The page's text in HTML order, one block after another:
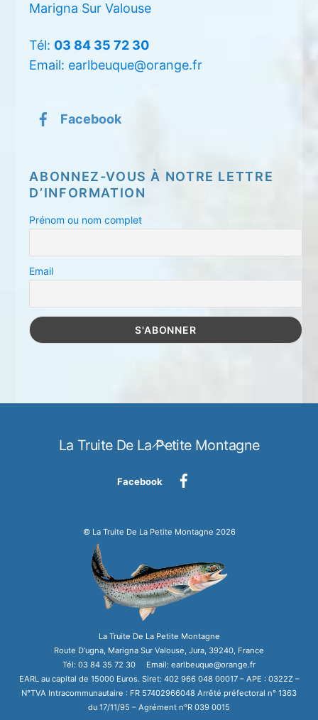
Marigna Sur Valouse
Tél: 03 84 35 72 30
Email: earlbeuque@orange.fr
Facebook
ABONNEZ-VOUS À NOTRE LETTRE
D’INFORMATION
Prénom ou nom complet
Email
Back
To
La Truite De La Petite Montagne
Facebook
© La Truite De La Petite Montagne 2026
La Truite De La Petite Montagne
Route D’ugna, Marigna Sur Valouse, Jura, 39240, France
Tél: 03 84 35 72 30 Email: earlbeuque@orange.fr
EARL au capital de 15000 Euros. Siret: 402 966 048 00017 – APE : 0322Z –
N°TVA Intracommunautaire : FR 57402966048 Arrêté préfectoral n° 1363
du 17/11/95 – Agrément n°R 039 0015